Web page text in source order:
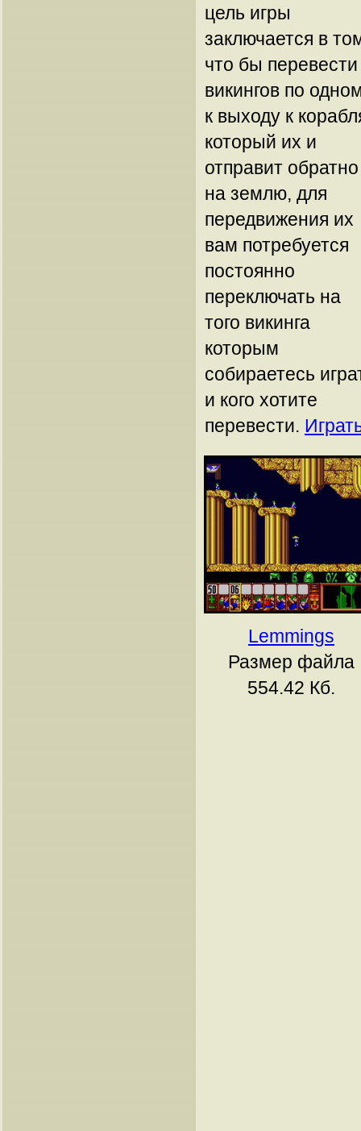
цель игры
заключается в
что бы перевести
викингов по
к выходу к
который их и
отправит обратно
на землю, для
передвижения их
вам потребуется
постоянно
переключать на
того викинга
которым
собираетесь
и кого хотите
перевести.
Lemmings
Размер файла
554.42 Кб.